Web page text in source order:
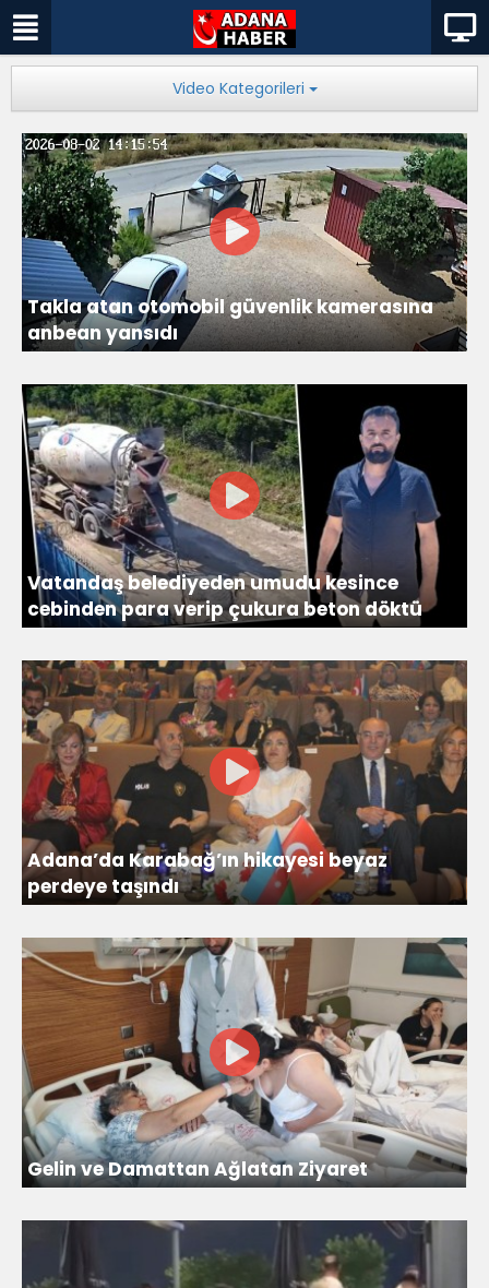
Video Kategorileri
Takla atan otomobil güvenlik kamerasına
anbean yansıdı
Vatandaş belediyeden umudu kesince
cebinden para verip çukura beton döktü
Adana’da Karabağ’ın hikayesi beyaz
perdeye taşındı
Gelin ve Damattan Ağlatan Ziyaret